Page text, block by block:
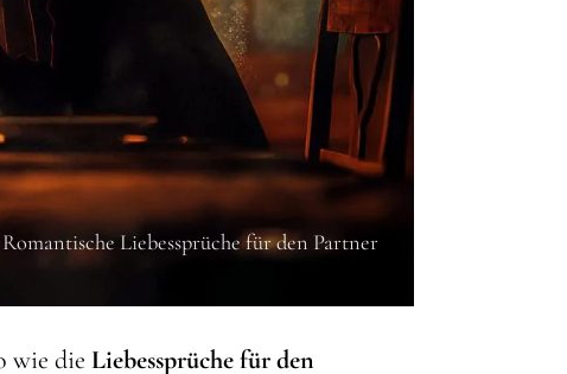
Romantische Liebessprüche für den Partner
wie dieLiebessprüche für den